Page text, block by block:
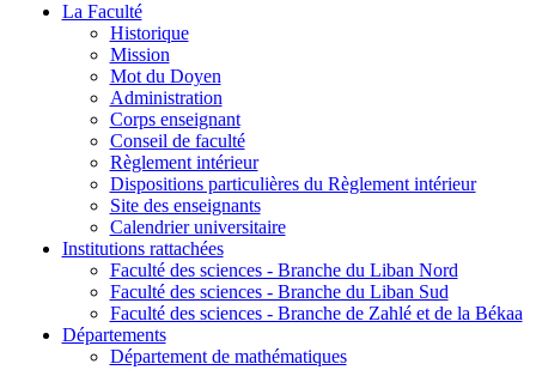
La Faculté
Historique
Mission
Mot du Doyen
Administration
Corps enseignant
Conseil de faculté
Règlement intérieur
Dispositions particulières du Règlement intérieur
Site des enseignants
Calendrier universitaire
Institutions rattachées
Faculté des sciences - Branche du Liban Nord
Faculté des sciences - Branche du Liban Sud
Faculté des sciences - Branche de Zahlé et de la Békaa
Départements
Département de mathématiques